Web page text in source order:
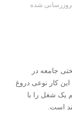
شده
جامعه در
کرد: این کار نوعی دروغ
یک شغل را با
است.